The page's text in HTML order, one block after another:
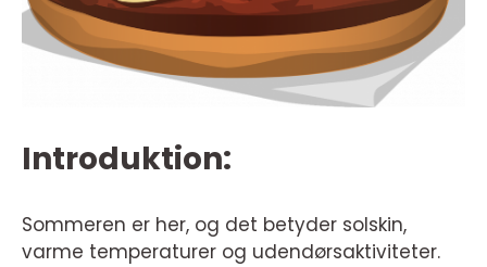
Introduktion:
Sommeren er her, og det betyder solskin,
varme temperaturer og udendørsaktiviteter.